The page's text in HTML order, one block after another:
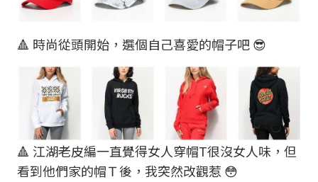
🔺 時尚從頭開始，選個自己喜愛的帽子吧 😎
🔺 江湖老皮編一直覺得女人穿帽T很沒女人味，但
看到他們家的帽Ｔ後，我突然改觀惹 😳